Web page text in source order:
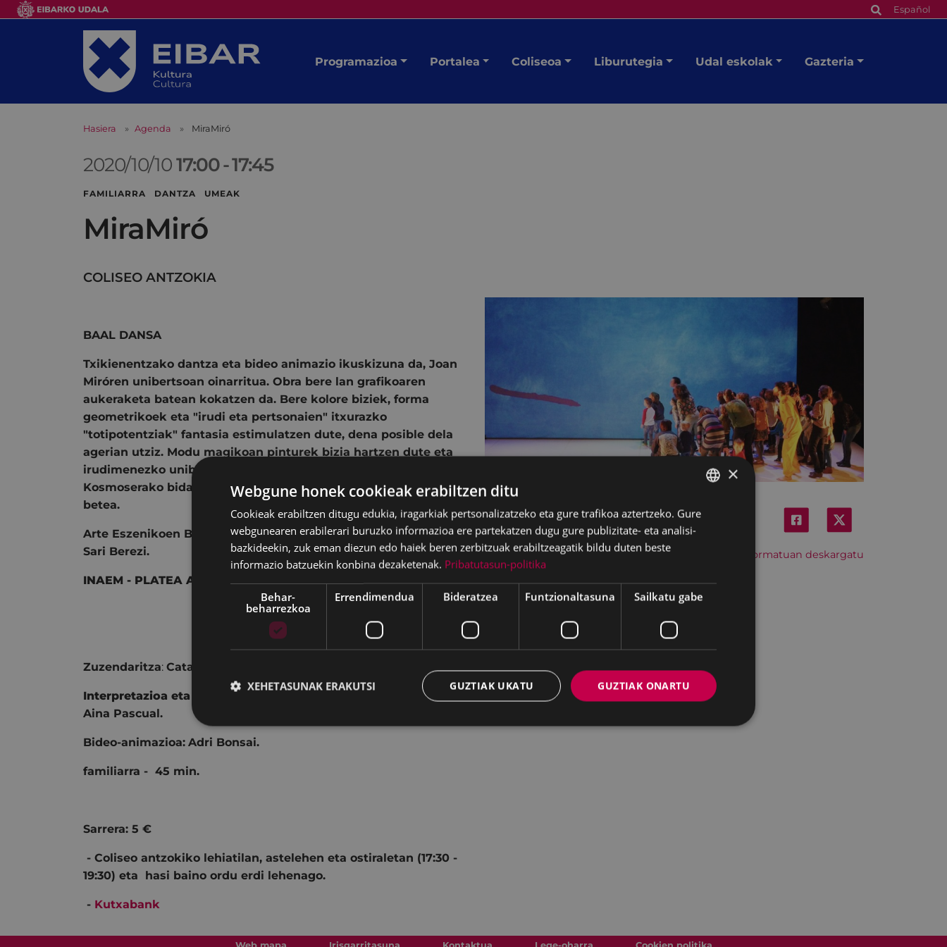
Español
Programazioa Portalea Coliseoa Liburutegia Udal eskolak Gazteria
Hasiera Agenda MiraMiró
2020/10/1017:00-17:45
FAMILIARRA DANTZA UMEAK
MiraMiró
COLISEO ANTZOKIA
Hitzordu hau iCal formatuan deskargatu
BAAL DANSA
Txikienentzako dantza eta bideo animazio ikuskizuna da, Joan
Miróren unibertsoan oinarritua. Obra bere lan grafikoaren
aukeraketa batean kokatzen da. Bere kolore biziek, forma
geometrikoek eta "irudi eta pertsonaien" itxurazko
"totipotentziak" fantasia estimulatzen dute, dena posible dela
agerian utziz. Modu magikoan pinturek bizia hartzen dute eta
irudimenezko unibertso batera eramaten gaituzte.
Kosmoserako bidaiaren abentura, aurkikuntzaz eta sorpresaz
betea.
Arte Eszenikoen Balear Sariak - 2019ko Ikuskizun Onenaren
Sari Berezi.
INAEM - PLATEA Arte Eszenikoen Estatuko Programa
Zuzendaritza: Catalina Carrasco.
Interpretazioa eta sorkuntza
Catalina Carrasco, Gaspar Morey,
Aina Pascual.
Bideo-animazioa: Adri Bonsai.
familiarra - 45 min.
Sarrera: 5 €
- Coliseo antzokiko lehiatilan, astelehen eta ostiraletan (17:30 -
19:30) eta hasi baino ordu erdi lehenago.
- Kutxabank
BASQUE
SPANISH
×
Webgune honek cookieak erabiltzen ditu
Cookieak erabiltzen ditugu edukia, iragarkiak pertsonalizatzeko eta gure trafikoa aztertzeko. Gure
webgunearen erabilerari buruzko informazioa ere partekatzen dugu gure publizitate- eta analisi-
bazkideekin, zuk eman diezun edo haiek beren zerbitzuak erabiltzeagatik bildu duten beste
informazio batzuekin konbina dezaketenak. Pribatutasun-politika
Behar-
beharrezkoa
Errendimendua Bideratzea Funtzionaltasuna Sailkatu gabe
GUZTIAK ONARTU
GUZTIAK UKATU
XEHETASUNAK ERAKUTSI